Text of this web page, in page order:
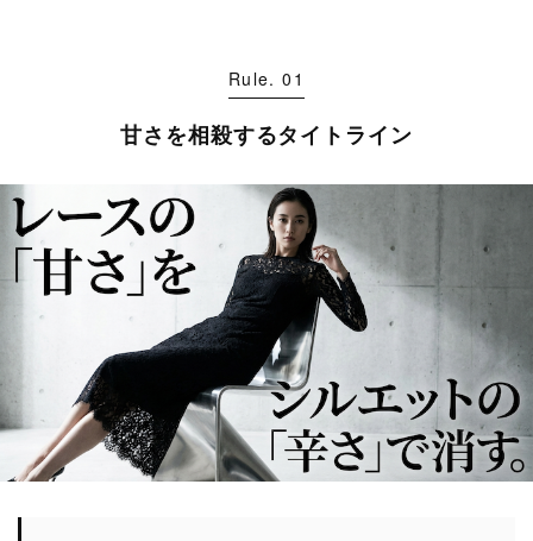
Rule. 01
甘さを相殺するタイトライン